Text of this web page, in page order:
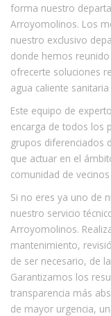
forma nuestro
Arroyomolinos. Los
nuestro exclusivo
donde hemos
ofrecerte soluciones
agua caliente
Este equipo de
encarga de todos los
grupos diferenciados
que actuar en el
comunidad de
Si no eres ya uno de
nuestro servicio
Arroyomolinos.
mantenimiento,
de ser necesario, de
Garantizamos los
transparencia más
de mayor urgencia,